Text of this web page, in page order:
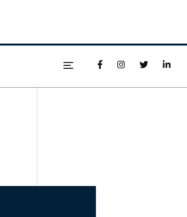
   